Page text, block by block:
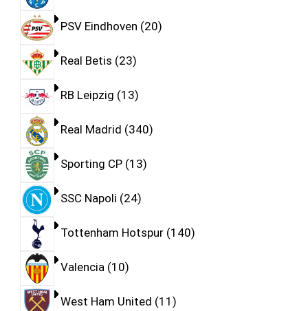
PSV Eindhoven 20
Real Betis 23
RB Leipzig 13
Real Madrid 340
Sporting CP 13
SSC Napoli 24
Tottenham Hotspur 140
Valencia 10
West Ham United 11